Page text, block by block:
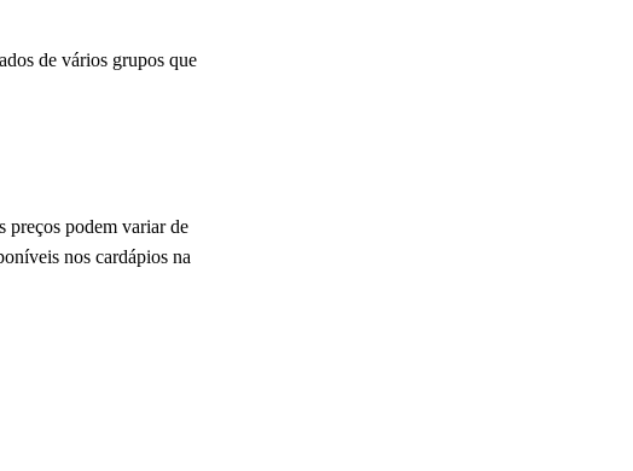
de vários grupos que
preços podem variar de
nos cardápios na